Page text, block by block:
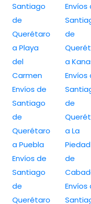
Santiago
de
Querétaro
a Playa
del
Carmen
Envíos de
Santiago
de
Querétaro
a Puebla
Envíos de
Santiago
de
Querétaro
Envíos
de
a
Envíos
de
a La
Piedad
de
Envíos